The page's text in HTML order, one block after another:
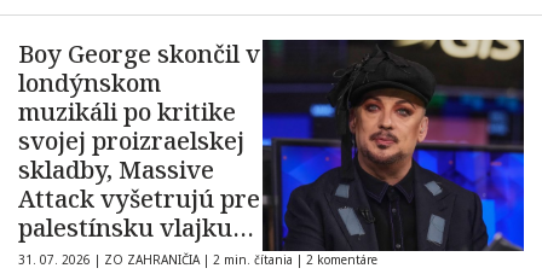
Boy George skončil v
londýnskom
muzikáli po kritike
svojej proizraelskej
skladby, Massive
Attack vyšetrujú pre
palestínsku vlajku
na pódiu
31. 07. 2026 | ZO ZAHRANIČIA | 2 min. čítania | 2 komentáre